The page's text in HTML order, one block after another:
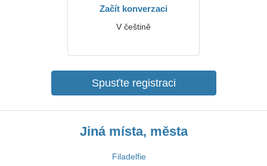
Začít konverzaci
V češtině
Spusťte registraci
Jiná místa, města
Filadelfie